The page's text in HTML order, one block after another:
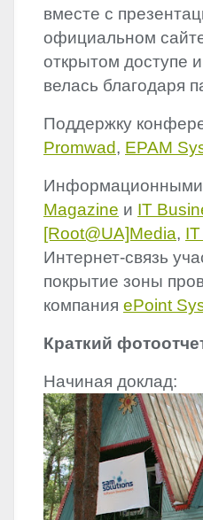
вместе с
официальном
открытом доступе
велась благодаря
Поддержку
Promwad, EPAM
Magazine и IT
[Root@UA]Media,
Интернет-связь
покрытие зоны
компания ePoint
Краткий
Начиная доклад: